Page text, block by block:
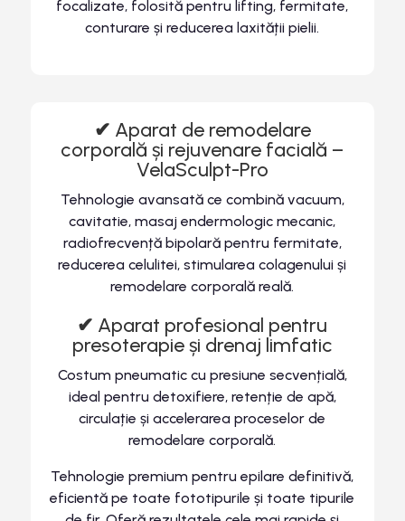
focalizate, folosită pentru lifting, fermitate,
conturare și reducerea laxității pielii.
✔ Aparat de remodelare
corporală și rejuvenare facială –
VelaSculpt-Pro
Tehnologie avansată ce combină vacuum,
cavitatie, masaj endermologic mecanic,
radiofrecvență bipolară pentru fermitate,
reducerea celulitei, stimularea colagenului și
remodelare corporală reală.
✔ Aparat profesional pentru
presoterapie și drenaj limfatic
Costum pneumatic cu presiune secvențială,
ideal pentru detoxifiere, retenție de apă,
circulație și accelerarea proceselor de
remodelare corporală.
Tehnologie premium pentru epilare definitivă,
eficientă pe toate fototipurile și toate tipurile